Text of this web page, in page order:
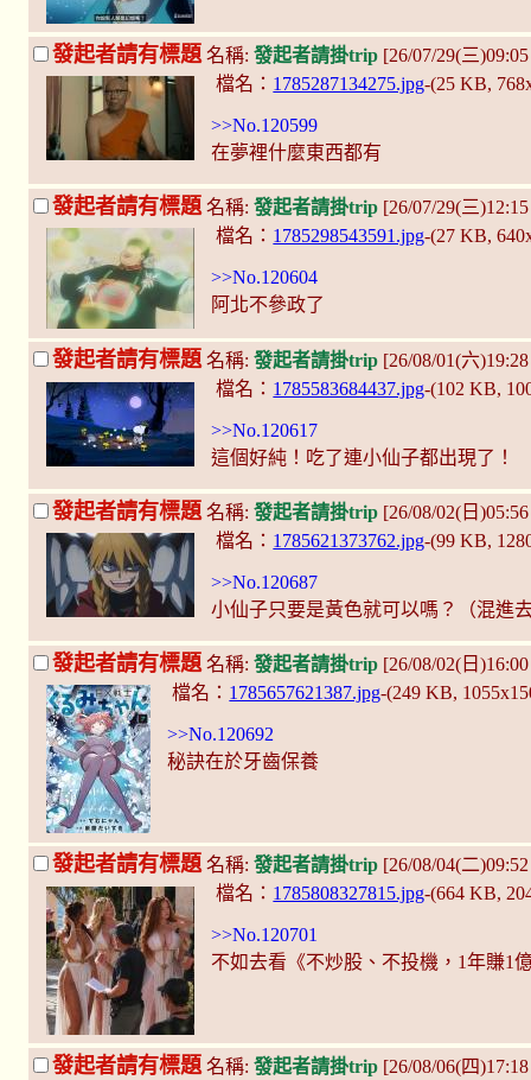
發起者請有標題 名稱: 發起者請掛trip [26/07/29(三
檔名： 1785287134275.jpg-(25 KB,
>>No.120599
在夢裡什麼東西都有
發起者請有標題 名稱: 發起者請掛trip [26/07/29(三
檔名： 1785298543591.jpg-(27 KB,
>>No.120604
阿北不參政了
發起者請有標題 名稱: 發起者請掛trip [26/08/01(六
檔名： 1785583684437.jpg-(102 KB,
>>No.120617
這個好純！吃了連小仙子都出現了！
發起者請有標題 名稱: 發起者請掛trip [26/08/02(日
檔名： 1785621373762.jpg-(99 KB,
>>No.120687
小仙子只要是黃色就可以嗎？（混進
發起者請有標題 名稱: 發起者請掛trip [26/08/02(日
檔名： 1785657621387.jpg-(249 KB,
>>No.120692
秘訣在於牙齒保養
發起者請有標題 名稱: 發起者請掛trip [26/08/04(二
檔名： 1785808327815.jpg-(664 KB,
>>No.120701
不如去看《不炒股、不投機，1年賺1
發起者請有標題 名稱: 發起者請掛trip [26/08/06(四